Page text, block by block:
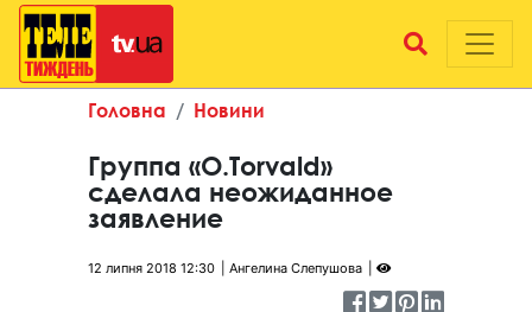
Головна Новини
Группа «O.Torvald»
сделала неожиданное
заявление
12 липня 2018 12:30 Ангелина Слепушова